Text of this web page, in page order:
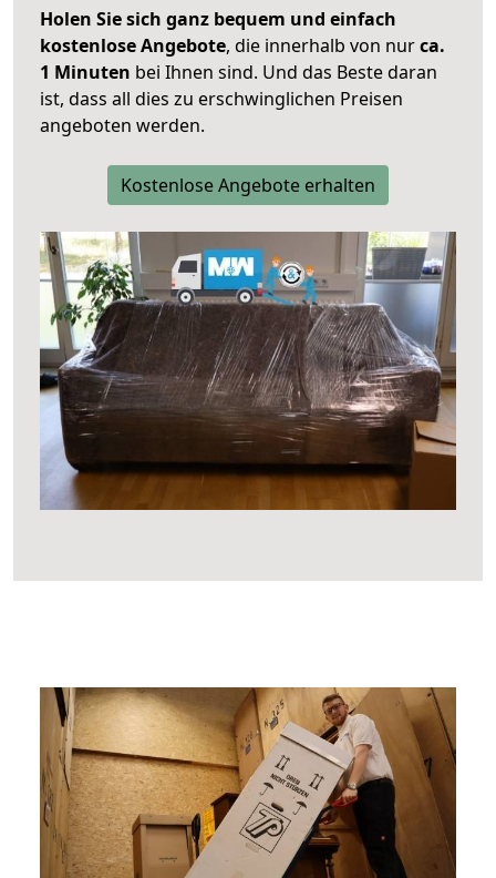
Holen Sie sich ganz bequem und einfach
kostenlose Angebote, die innerhalb von nurca.
1 Minuten bei Ihnen sind. Und das Beste daran
ist, dass all dies zu erschwinglichen Preisen
angeboten werden.
Kostenlose Angebote erhalten